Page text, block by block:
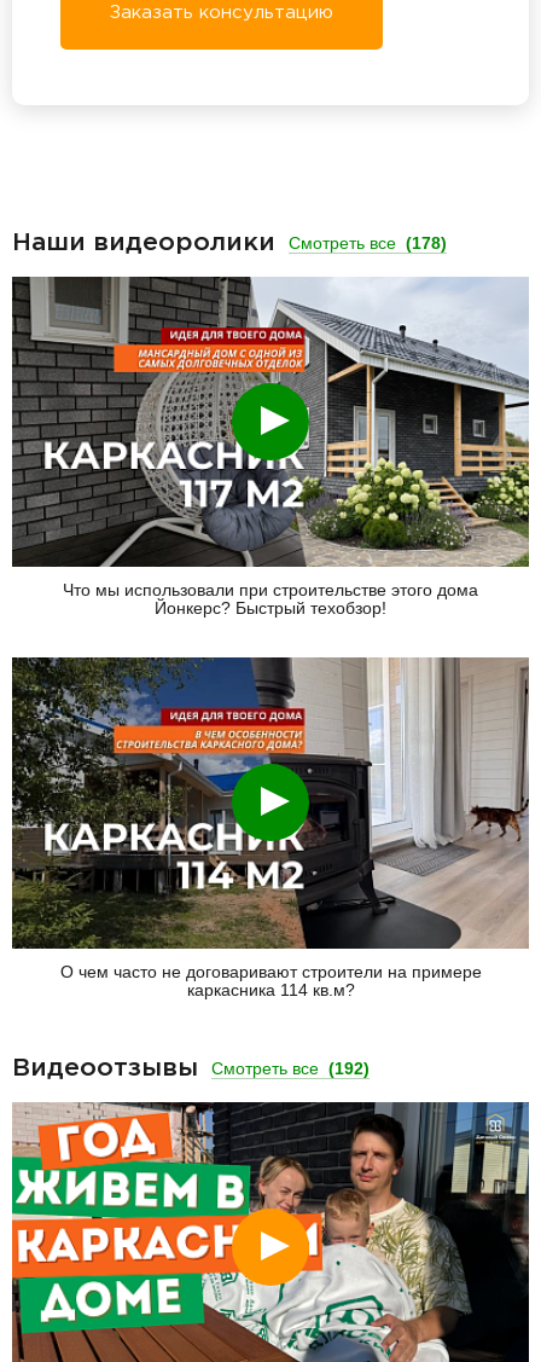
Заказать консультацию
Наши видеоролики Смотреть все (178)
Смотреть
Что мы использовали при строительстве этого дома
Йонкерс? Быстрый техобзор!
Смотреть
О чем часто не договаривают строители на примере
каркасника 114 кв.м?
Видеоотзывы Смотреть все (192)
Смотреть